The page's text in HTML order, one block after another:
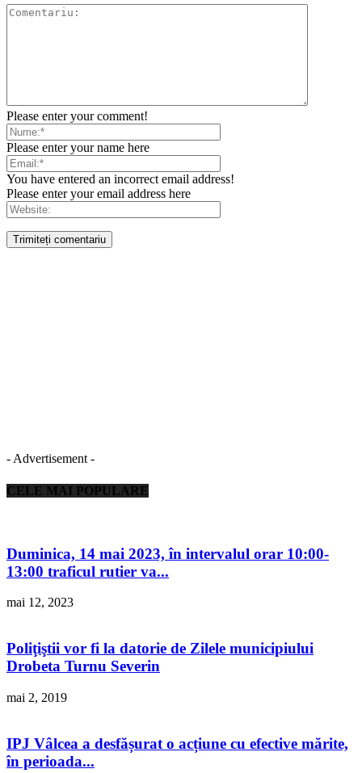
Please enter your comment!
Please enter your name here
You have entered an incorrect email address!
Please enter your email address here
- Advertisement -
CELE MAI POPULARE
Duminica, 14 mai 2023, în intervalul orar 10:00-
13:00 traficul rutier va...
mai 12, 2023
Poliţiştii vor fi la datorie de Zilele municipiului
Drobeta Turnu Severin
mai 2, 2019
IPJ Vâlcea a desfășurat o acțiune cu efective mărite,
în perioada...